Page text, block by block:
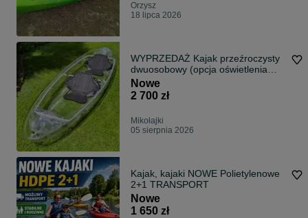
Orzysz
18 lipca 2026
WYPRZEDAŻ Kajak przeźroczysty
dwuosobowy (opcja oświetlenia
LED)
Nowe
2 700 zł
Mikołajki
05 sierpnia 2026
Kajak, kajaki NOWE Polietylenowe
2+1 TRANSPORT
Nowe
1 650 zł